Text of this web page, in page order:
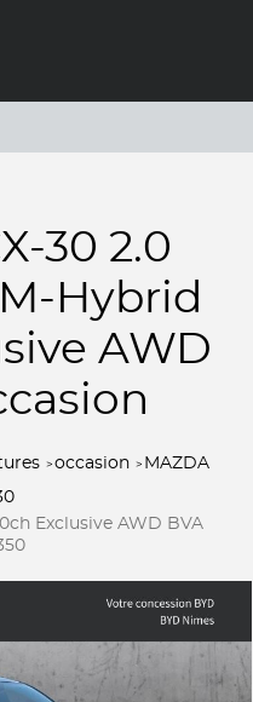
30 2.0
Hybrid
AWD
occasion
MAZDA
Exclusive AWD BVA